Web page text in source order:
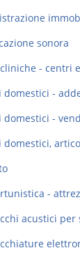
sonora
- centri
domestici -
domestici -
domestici,
-
acustici per